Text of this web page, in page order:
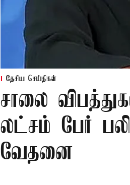
தேசிய செய்திகள்
சாலை
லட்சம் பேர்
வேதனை